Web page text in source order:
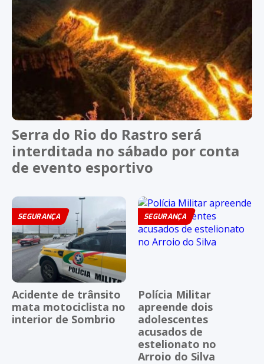
Serra do Rio do Rastro será
interditada no sábado por conta
de evento esportivo
SEGURANÇA
Acidente de trânsito
mata motociclista no
interior de Sombrio
SEGURANÇA
Polícia Militar
apreende dois
adolescentes
acusados de
estelionato no
Arroio do Silva